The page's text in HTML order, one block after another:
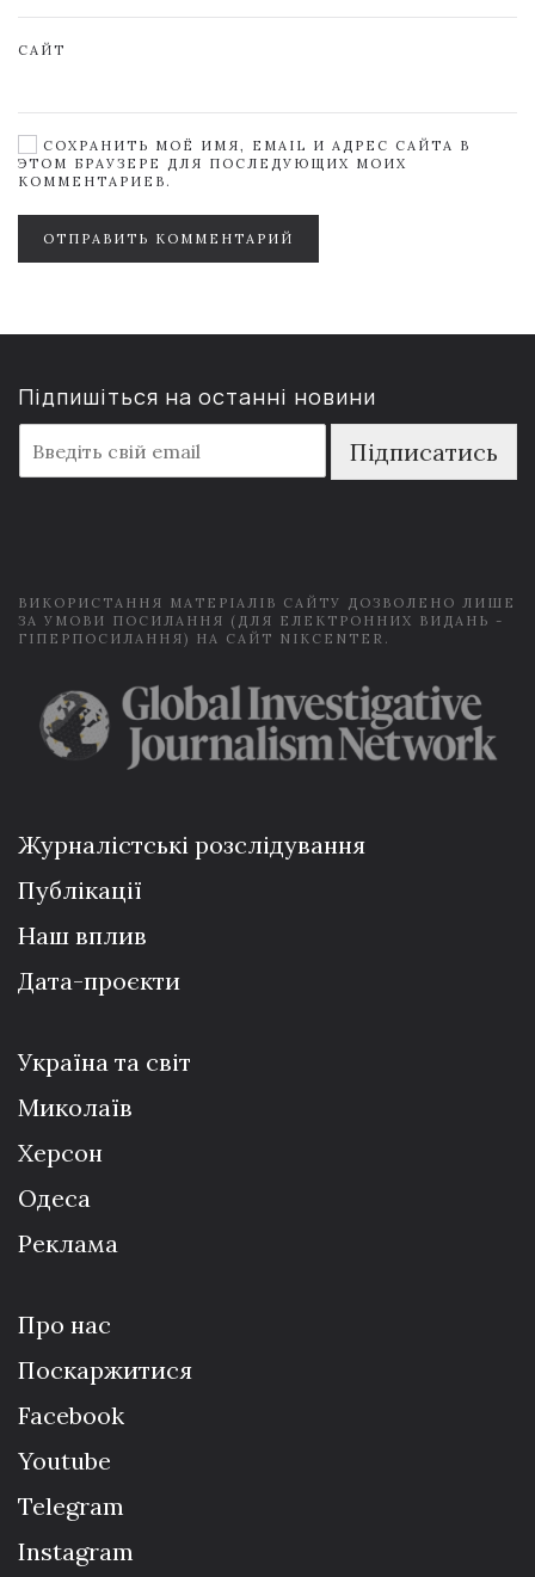
САЙТ
СОХРАНИТЬ МОЁ ИМЯ, EMAIL И АДРЕС САЙТА В
ЭТОМ БРАУЗЕРЕ ДЛЯ ПОСЛЕДУЮЩИХ МОИХ
КОММЕНТАРИЕВ.
ОТПРАВИТЬ КОММЕНТАРИЙ
Підпишіться на останні новини
m
a
Підписатись
ВИКОРИСТАННЯ МАТЕРІАЛІВ САЙТУ ДОЗВОЛЕНО ЛИШЕ
ЗА УМОВИ ПОСИЛАННЯ (ДЛЯ ЕЛЕКТРОННИХ ВИДАНЬ -
ГІПЕРПОСИЛАННЯ) НА САЙТ NIKCENTER.
Журналістські розслідування
Публікації
Наш вплив
Дата-проєкти
Україна та світ
Миколаїв
Херсон
Одеса
Реклама
Про нас
Поскаржитися
Facebook
Youtube
Telegram
Instagram